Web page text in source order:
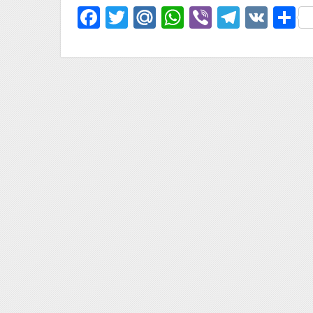
Facebook
TwitterMail.Ru
WhatsApp
Viber VK